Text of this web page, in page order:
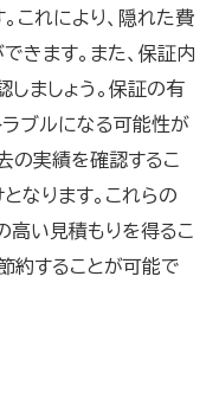
これにより、隠れた費
きます。また、保証内
ましょう。保証の有
ブルになる可能性が
の実績を確認するこ
なります。これらの
高い見積もりを得るこ
約することが可能で